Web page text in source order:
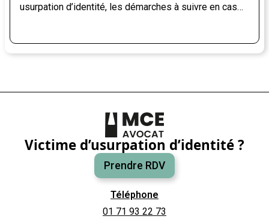
usurpation d’identité, les démarches à suivre en cas
Victime d’usurpation d’identité ?
Prendre RDV
Téléphone
01 71 93 22 73